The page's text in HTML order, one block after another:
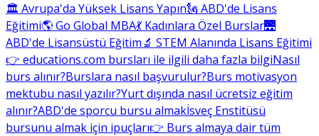
🏛 Avrupa'da Yüksek Lisans Yapın🗽 ABD'de Lisans
Eğitimi🌎 Go Global MBA💃 Kadınlara Özel Burslar🌉
ABD'de Lisansüstü Eğitim🔬 STEM Alanında Lisans Eğitimi
👉 educations.com bursları ile ilgili daha fazla bilgiNasıl
burs alınır?Burslara nasıl başvurulur?Burs motivasyon
mektubu nasıl yazılır?Yurt dışında nasıl ücretsiz eğitim
alınır?ABD'de sporcu bursu almakİsveç Enstitüsü
bursunu almak için ipuçları👉 Burs almaya dair tüm